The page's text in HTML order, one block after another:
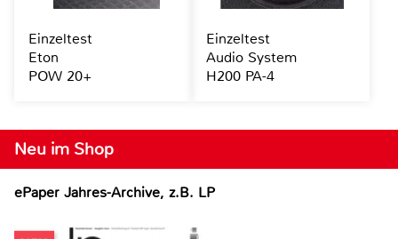
Neu im Shop
ePaper Jahres-Archive, z.B. LP
Einzeltest
Eton
POW 20+
Einzeltest
Audio System
H200 PA-4